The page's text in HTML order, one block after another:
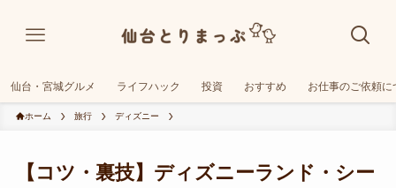
仙台・宮城グルメ ライフハック 投資 おすすめ お仕事のご依頼に
ホーム 旅行 ディズニー
【コツ・裏技】ディズニーランド・シー